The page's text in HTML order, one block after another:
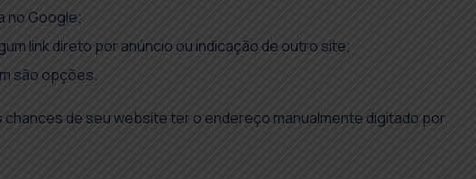
no Google;
link direto por anúncio ou indicação de outro site;
são opções.
chances de seu website ter o endereço manualmente digitado por